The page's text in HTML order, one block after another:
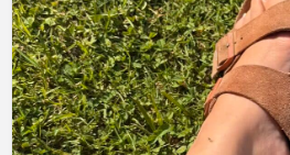
Dufterlebnis